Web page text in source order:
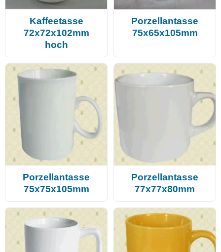
Kaffeetasse
72x72x102mm
hoch
Porzellantasse
75x65x105mm
Porzellantasse
75x75x105mm
Porzellantasse
77x77x80mm